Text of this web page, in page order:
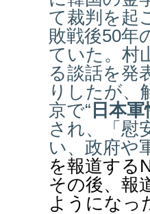
て裁判を起
敗戦後50年
ていた。村
る談話を発
りしたが、
京で“ 日本
され、「慰
い、政府や
を報道する
その後、報
ようになっ